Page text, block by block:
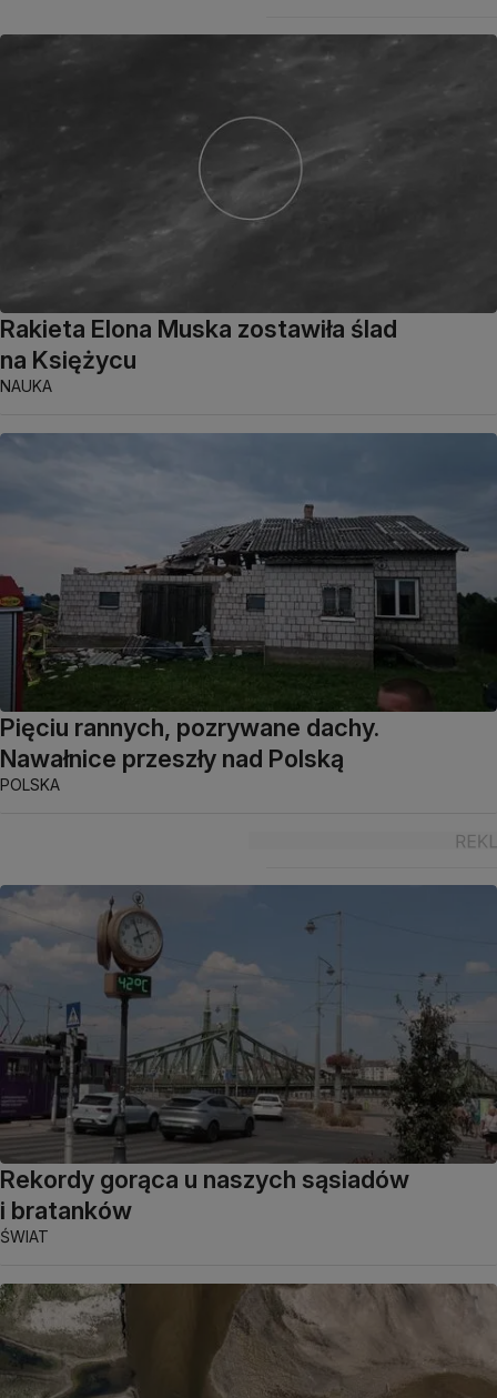
Rakieta Elona Muska zostawiła ślad
na Księżycu
NAUKA
Pięciu rannych, pozrywane dachy.
Nawałnice przeszły nad Polską
POLSKA
Rekordy gorąca u naszych sąsiadów
i bratanków
ŚWIAT